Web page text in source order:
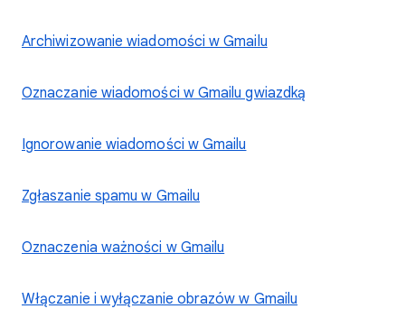
Archiwizowanie wiadomości w Gmailu
Oznaczanie wiadomości w Gmailu gwiazdką
Ignorowanie wiadomości w Gmailu
Zgłaszanie spamu w Gmailu
Oznaczenia ważności w Gmailu
Włączanie i wyłączanie obrazów w Gmailu